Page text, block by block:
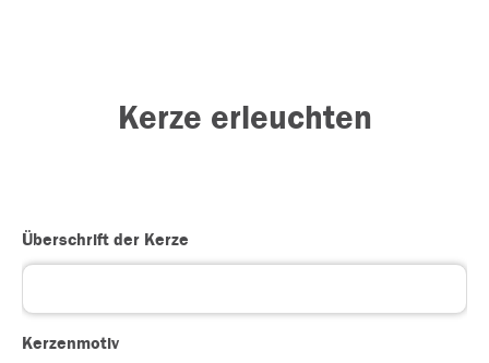
Kerze erleuchten
Überschrift der Kerze
Kerzenmotiv